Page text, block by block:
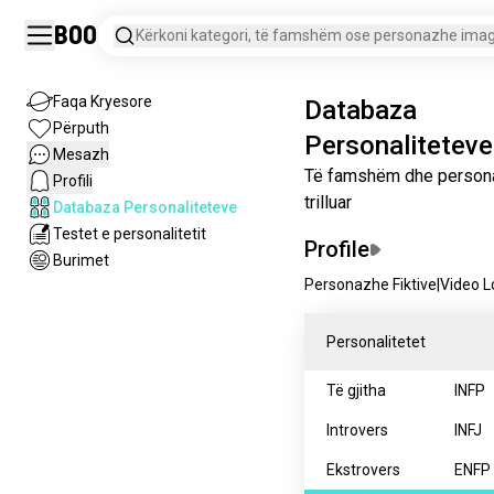
Boo Kërkoni kategori, të famshëm ose personazhe
Faqa Kryesore
Përputh
Mesazh
Profili
Databaza Personaliteteve
Testet e personalitetit
Burimet
Databaza
Personaliteteve
Të famshëm dhe
trilluar
Profile
Personazhe Fiktive Video
Personalitetet
Të gjitha
Introvers
Ekstrovers
INFP
INFJ
ENFP